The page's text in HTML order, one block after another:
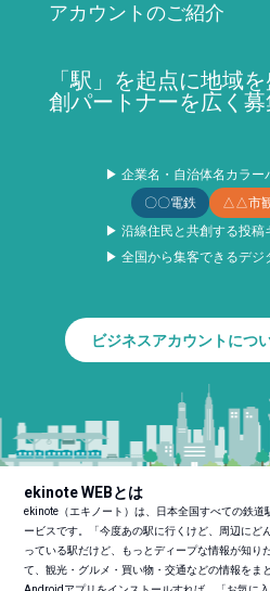
アカウントのご紹介
「駅」を起点に地域
創パートナーを広く募
▶ 企業名・自治体名カラー
〇〇電鉄
△△市
▶ 沿線住民と共創する投稿
▶ 全国から集客できるデジ
ビジネスアカウントにつ
ekinote WEBとは
ekinote（エキノート）は、日本全国すべての鉄
ービスです。「今度あの駅に行くけど、周辺にど
っている駅だけど、もっとディープな情報が知り
て、観光・グルメ・買い物・交通などの情報をま